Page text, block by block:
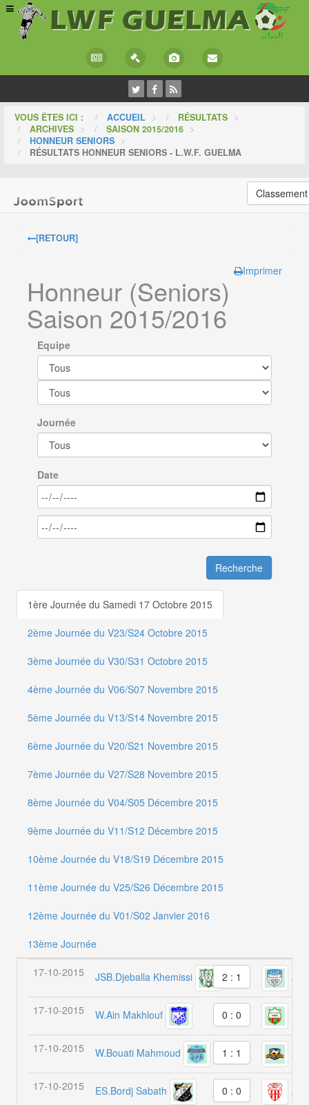
VOUS ÊTES ICI : ACCUEIL > RÉSULTATS >
ARCHIVES > SAISON 2015/2016 >
HONNEUR SENIORS >
RÉSULTATS HONNEUR SENIORS - L.W.F. GUELMA
Classement
[RETOUR]
Imprimer
Honneur (Seniors)
Saison 2015/2016
Equipe
Journée
Date
Recherche
1ère Journée du Samedi 17 Octobre 2015
2ème Journée du V23/S24 Octobre 2015
3ème Journée du V30/S31 Octobre 2015
4ème Journée du V06/S07 Novembre 2015
5ème Journée du V13/S14 Novembre 2015
6ème Journée du V20/S21 Novembre 2015
7ème Journée du V27/S28 Novembre 2015
8ème Journée du V04/S05 Décembre 2015
9ème Journée du V11/S12 Décembre 2015
10ème Journée du V18/S19 Décembre 2015
11ème Journée du V25/S26 Décembre 2015
12ème Journée du V01/S02 Janvier 2016
13ème Journée
17-10-2015 JSB.Djeballa Khemissi 2 : 1
17-10-2015 W.Ain Makhlouf 0 : 0
17-10-2015 W.Bouati Mahmoud 1 : 1
17-10-2015 ES.Bordj Sabath 0 : 0